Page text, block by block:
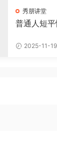
秀朋讲堂
普通人短
众号流量
2025-11-19